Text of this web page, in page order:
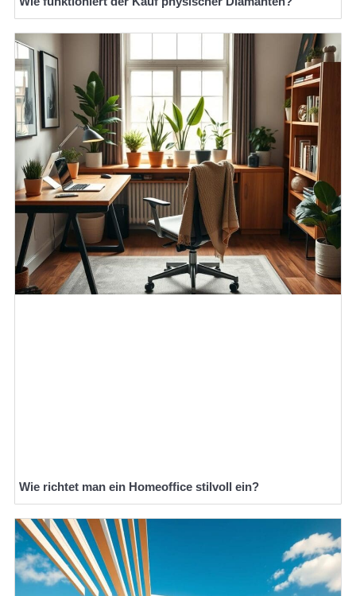
Wie richtet man ein Homeoffice stilvoll ein?